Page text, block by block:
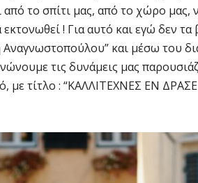
το σπίτι μας, από το χώρο μας,
! Για αυτό και εγώ δεν
Αναγνωστοπούλου” και μέσω του
τις δυνάμεις μας
με τίτλο : “ΚΑΛΛΙΤΕΧΝΕΣ ΕΝ